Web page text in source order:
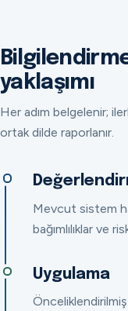
yaklaşımı
Her adım belgelenir;
ortak dilde raporlanır.
Mevcut sistem
bağımlılıklar ve
Uygulama